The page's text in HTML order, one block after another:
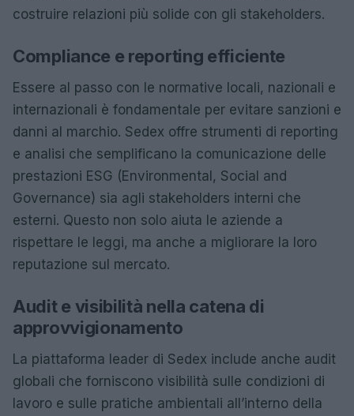
costruire relazioni più solide con gli stakeholders.
Compliance e reporting efficiente
Essere al passo con le normative locali, nazionali e
internazionali è fondamentale per evitare sanzioni e
danni al marchio. Sedex offre strumenti di reporting
e analisi che semplificano la comunicazione delle
prestazioni ESG (Environmental, Social and
Governance) sia agli stakeholders interni che
esterni. Questo non solo aiuta le aziende a
rispettare le leggi, ma anche a migliorare la loro
reputazione sul mercato.
Audit e visibilità nella catena di
approvvigionamento
La piattaforma leader di Sedex include anche audit
globali che forniscono visibilità sulle condizioni di
lavoro e sulle pratiche ambientali all’interno della